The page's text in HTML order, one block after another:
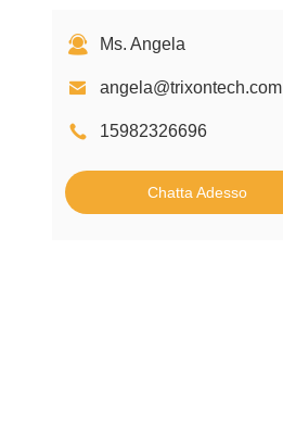
Ms. Angela
angela@trixontech.com
15982326696
Chatta Adesso